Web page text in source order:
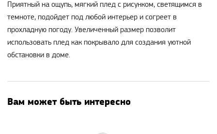
Приятный на ощупь, мягкий плед с рисунком, светящимся в
темноте, подойдет под любой интерьер и согреет в
прохладную погоду. Увеличенный размер позволит
использовать плед как покрывало для создания уютной
обстановки в доме.
Вам может быть интересно